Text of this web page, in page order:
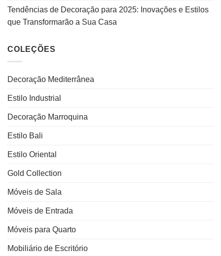
Tendências de Decoração para 2025: Inovações e Estilos
que Transformarão a Sua Casa
COLEÇÕES
Decoração Mediterrânea
Estilo Industrial
Decoração Marroquina
Estilo Bali
Estilo Oriental
Gold Collection
Móveis de Sala
Móveis de Entrada
Móveis para Quarto
Mobiliário de Escritório